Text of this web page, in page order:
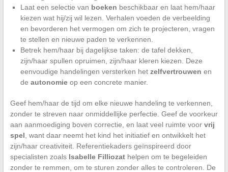
Laat een selectie van boeken beschikbaar en laat hem/haar
kiezen wat hij/zij wil lezen. Verhalen voeden de verbeelding
en bevorderen het vermogen om zich te projecteren, vragen
te stellen en nieuwe paden te verkennen.
Betrek hem/haar bij dagelijkse taken: de tafel dekken,
zijn/haar spullen opruimen, zijn/haar kleren kiezen. Deze
eenvoudige handelingen versterken het zelfvertrouwen en
de autonomieop een concrete manier.
Geef hem/haar de tijd om elke nieuwe handeling te verkennen,
zonder te streven naar onmiddellijke perfectie. Geef de voorkeur
aan aanmoediging boven correctie, en laat veel ruimte voor vrij
spel , want daar neemt het kind het initiatief en ontwikkelt het
zijn/haar creativiteit. Referentiekaders geïnspireerd door
specialisten zoals Isabelle Filliozathelpen om te begeleiden
zonder te remmen, om te sturen zonder alles te controleren. De